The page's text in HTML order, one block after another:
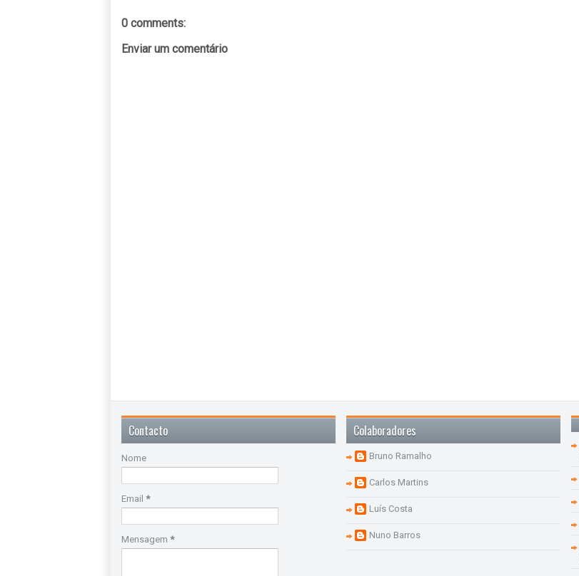
0 comments:
Enviar um comentário
Contacto
Nome
Email *
Mensagem *
Colaboradores
Bruno Ramalho
Carlos Martins
Luís Costa
Nuno Barros